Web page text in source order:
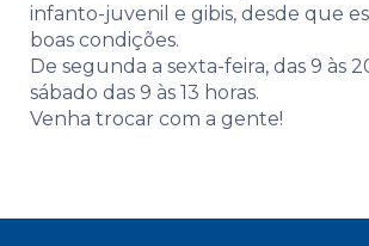
infanto-juvenil e gibis, desde que
boas condições.
De segunda a sexta-feira, das 9 às
sábado das 9 às 13 horas.
Venha trocar com a gente!